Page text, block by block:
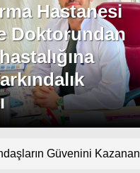
Gündem
Hastanesi
Doktorundan
Güvenini Kazanan